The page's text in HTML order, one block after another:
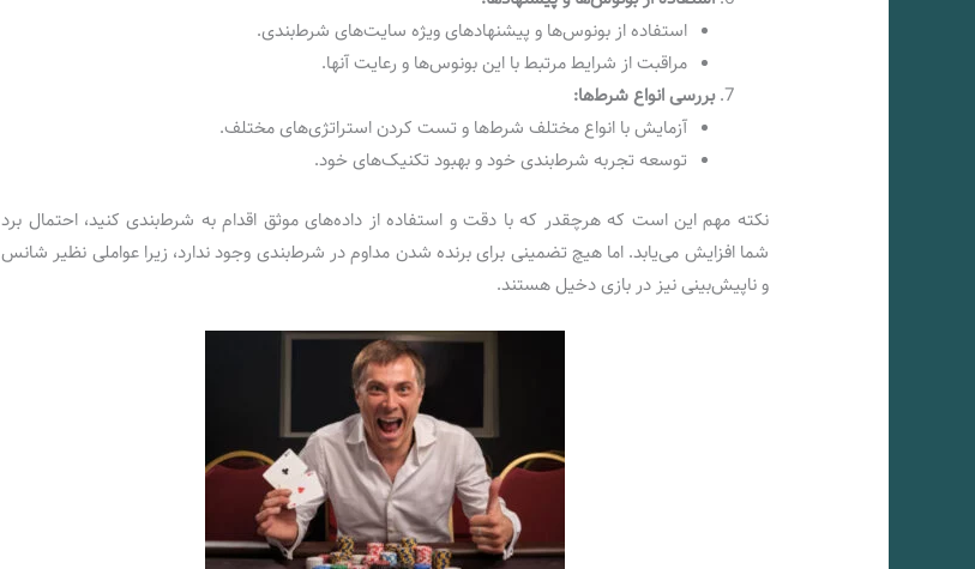
استفاده از بونوس‌ها و پیشنهادهای ویژه سایت‌های شرط‌بندی.
مراقبت از شرایط مرتبط با این بونوس‌ها و رعایت آنها.
بررسی انواع شرط‌ها:
آزمایش با انواع مختلف شرط‌ها و تست کردن استراتژی‌های مختلف.
توسعه تجربه شرط‌بندی خود و بهبود تکنیک‌های خود.
نکته مهم این است که هرچقدر که با دقت و استفاده از داده‌های موثق اقدام به شرط‌بندی کنید، احتمال برد
شما افزایش می‌یابد. اما هیچ تضمینی برای برنده شدن مداوم در شرط‌بندی وجود ندارد، زیرا عواملی نظیر شانس
و ناپیش‌بینی نیز در بازی دخیل هستند.